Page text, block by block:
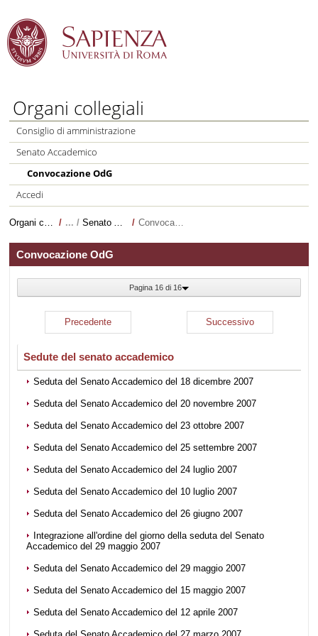
Organi collegiali
Consiglio di amministrazione
Senato Accademico
Convocazione OdG
Accedi
/ / Convocazione OdG
Convocazione OdG
Pagina 16 di 16
Precedente Successivo
Sedute del senato accademico
Seduta del Senato Accademico del 18 dicembre 2007
Seduta del Senato Accademico del 20 novembre 2007
Seduta del Senato Accademico del 23 ottobre 2007
Seduta del Senato Accademico del 25 settembre 2007
Seduta del Senato Accademico del 24 luglio 2007
Seduta del Senato Accademico del 10 luglio 2007
Seduta del Senato Accademico del 26 giugno 2007
Integrazione all'ordine del giorno della seduta del Senato
Accademico del 29 maggio 2007
Seduta del Senato Accademico del 29 maggio 2007
Seduta del Senato Accademico del 15 maggio 2007
Seduta del Senato Accademico del 12 aprile 2007